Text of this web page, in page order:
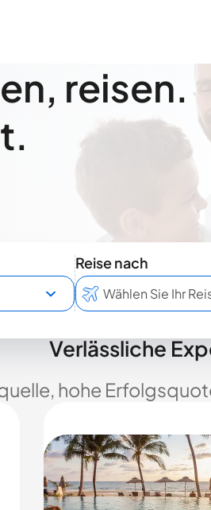
reisen.
Reise nach
Verlässliche
hohe